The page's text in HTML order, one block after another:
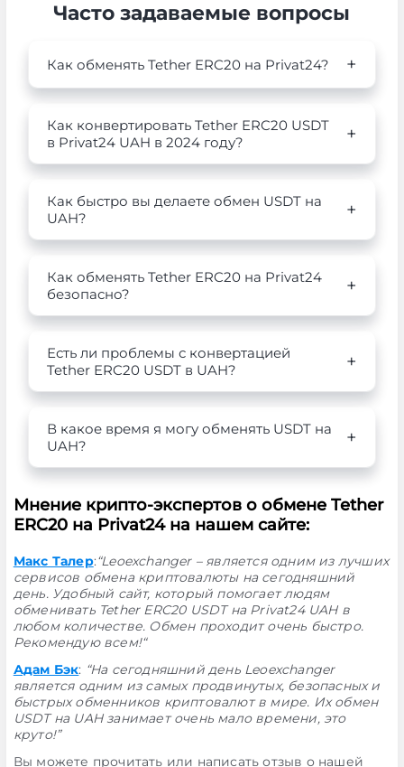
Часто задаваемые вопросы
Как обменять Tether ERC20 на Privat24?
Как конвертировать Tether ERC20 USDT
в Privat24 UAH в 2024 году?
Как быстро вы делаете обмен USDT на
UAH?
Как обменять Tether ERC20 на Privat24
безопасно?
Есть ли проблемы с конвертацией
Tether ERC20 USDT в UAH?
В какое время я могу обменять USDT на
UAH?
Мнение крипто-экспертов о обмене Tether
ERC20 на Privat24 на нашем сайте:
Макс Талер:“Leoexchanger – является одним из лучших
сервисов обмена криптовалюты на сегодняшний
день. Удобный сайт, который помогает людям
обменивать Tether ERC20 USDT на Privat24 UAH в
любом количестве. Обмен проходит очень быстро.
Рекомендую всем!“
Адам Бэк: “На сегодняшний день Leoexchanger
является одним из самых продвинутых, безопасных и
быстрых обменников криптовалют в мире. Их обмен
USDT на UAH занимает очень мало времени, это
круто!”
Вы можете прочитать или написать отзыв о нашей